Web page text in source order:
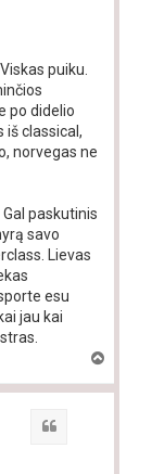
puiku.
po didelio
iš classical,
norvegas ne
paskutinis
savo
Lievas
esu
jau kai
p